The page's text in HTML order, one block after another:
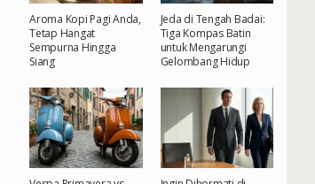
Aroma Kopi Pagi Anda,
Tetap Hangat
Sempurna Hingga
Siang
Jeda di Tengah Badai:
Tiga Kompas Batin
untuk Mengarungi
Gelombang Hidup